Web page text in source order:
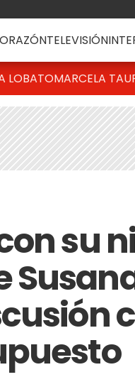
TELEVISIÓN
LOBATOMARCELA
su